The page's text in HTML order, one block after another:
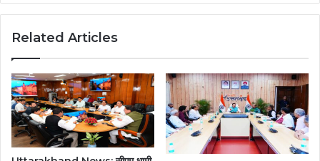
Related Articles